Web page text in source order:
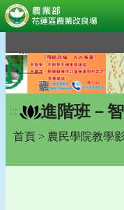
到
主
要
內
容
塊
::: 進階班－
首頁 > 農民學院教學